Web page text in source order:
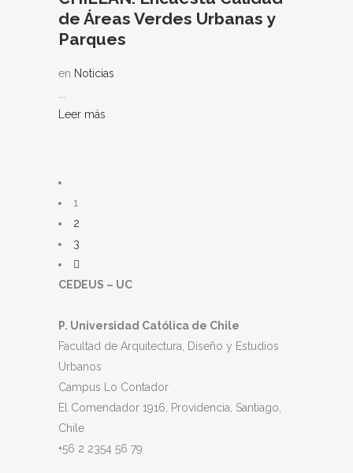
de Áreas Verdes Urbanas y
Parques
en Noticias
...
Leer más
1
2
3
CEDEUS – UC
P. Universidad Católica de Chile
Facultad de Arquitectura, Diseño y Estudios
Urbanos
Campus Lo Contador
El Comendador 1916, Providencia, Santiago,
Chile
+56 2 2354 56 79